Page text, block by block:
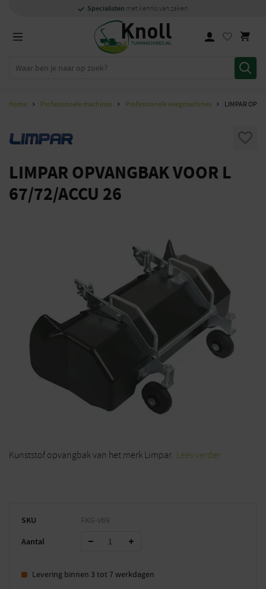
Specialisten met kennis van zaken
1000m2showroom in Staphorst
Persoonlijkensnelcontact
Specialisten met kennis van zaken
Home Professionele machines Professionele veegmachines LIMPAR
LIMPAR OPVANGBAK VOOR L
67/72/ACCU 26
Kunststof opvangbak van het merk Limpar. Lees verder
SKU FKG-V69
Aantal
Levering binnen 3 tot 7 werkdagen